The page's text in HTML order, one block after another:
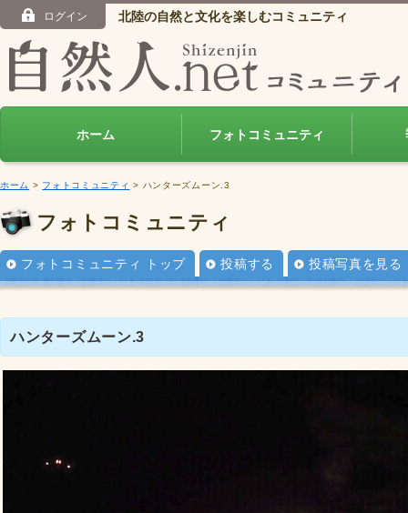
ログイン 北陸の自然と文化を楽しむコミュニティ
ホーム フォトコミュニティ
ホーム > フォトコミュニティ > ハンターズムーン.3
フォトコミュニティ
フォトコミュニティ トップ 投稿する 投稿写真を見る
ハンターズムーン.3